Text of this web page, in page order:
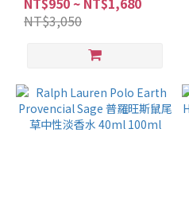
NT$3,050